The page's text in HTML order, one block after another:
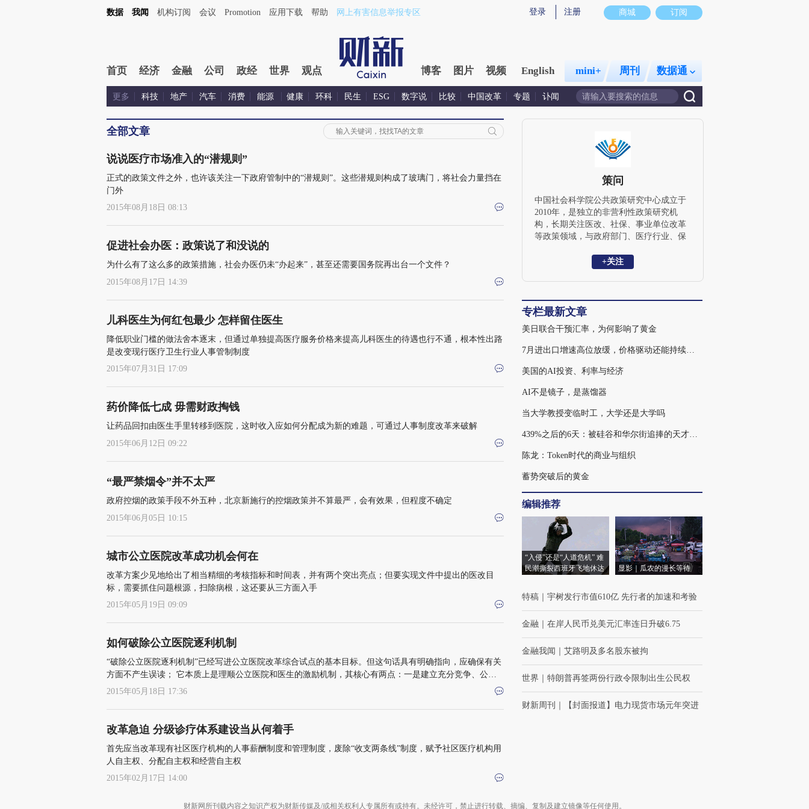
商城 订阅
登录 注册
数据 我闻 机构订阅 会议 Promotion 应用下载 帮助 网上有害信息举报专区
首页 经济 金融 公司 政经 世界 观点 博客 图片 视频 English mini+ 周刊 数据通
更多 科技 地产 汽车 消费 能源 健康 环科 民生 ESG 数字说 比较 中国改革 专题 讣闻
全部文章
说说医疗市场准入的“潜规则”
正式的政策文件之外，也许该关注一下政府管制中的“潜规则”。这些潜规则构成了玻璃门，将社会力量挡在
门外
2015年08月18日 08:13
促进社会办医：政策说了和没说的
为什么有了这么多的政策措施，社会办医仍未“办起来”，甚至还需要国务院再出台一个文件？
2015年08月17日 14:39
儿科医生为何红包最少 怎样留住医生
降低职业门槛的做法舍本逐末，但通过单独提高医疗服务价格来提高儿科医生的待遇也行不通，根本性出路
是改变现行医疗卫生行业人事管制制度
2015年07月31日 17:09
药价降低七成 毋需财政掏钱
让药品回扣由医生手里转移到医院，这时收入应如何分配成为新的难题，可通过人事制度改革来破解
2015年06月12日 09:22
“最严禁烟令”并不太严
政府控烟的政策手段不外五种，北京新施行的控烟政策并不算最严，会有效果，但程度不确定
2015年06月05日 10:15
城市公立医院改革成功机会何在
改革方案少见地给出了相当精细的考核指标和时间表，并有两个突出亮点；但要实现文件中提出的医改目
标，需要抓住问题根源，扫除病根，这还要从三方面入手
2015年05月19日 09:09
如何破除公立医院逐利机制
“破除公立医院逐利机制”已经写进公立医院改革综合试点的基本目标。但这句话具有明确指向，应确保有关
方面不产生误读； 它本质上是理顺公立医院和医生的激励机制，其核心有两点：一是建立充分竞争、公平
竞争的市场机制；二是改革医疗费用的支付方式
2015年05月18日 17:36
改革急迫 分级诊疗体系建设当从何着手
首先应当改革现有社区医疗机构的人事薪酬制度和管理制度，废除“收支两条线”制度，赋予社区医疗机构用
人自主权、分配自主权和经营自主权
2015年02月17日 14:00
策问
中国社会科学院公共政策研究中心成立于
2010年，是独立的非营利性政策研究机
构，长期关注医改、社保、事业单位改革
等政策领域，与政府部门、医疗行业、保
心近年来在全国各地开展广泛的调查研
制定，致力于提供专业、切实的政策设计
实证支持。公共政策研究中心主任为社科
+关注
专栏最新文章
美日联合干预汇率，为何影响了黄金
7月进出口增速高位放缓，价格驱动还能持续多久
美国的AI投资、利率与经济
AI不是镜子，是蒸馏器
当大学教授变临时工，大学还是大学吗
439%之后的6天：被硅谷和华尔街追捧的天才，为何走入杠杆误区
陈龙：Token时代的商业与组织
蓄势突破后的黄金
编辑推荐
“入侵”还是“人道危机” 难
民潮撕裂西班牙飞地休达
显影｜瓜农的漫长等待
特稿 宇树发行市值610亿 先行者的加速和考验
金融 在岸人民币兑美元汇率连日升破6.75
金融我闻 艾路明及多名股东被拘
世界 特朗普再签两份行政令限制出生公民权
财新周刊 【封面报道】电力现货市场元年突进
财新网所刊载内容之知识产权为财新传媒及/或相关权利人专属所有或持有。未经许可，禁止进行转载、摘编、复制及建立镜像等任何使用。